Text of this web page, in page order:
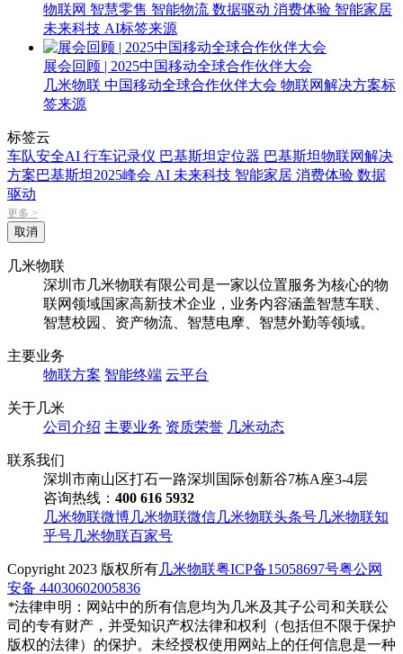
物联网 智慧零售 智能物流 数据驱动 消费体验 智能家居
未来科技 AI标签来源
展会回顾 | 2025中国移动全球合作伙伴大会
几米物联 中国移动全球合作伙伴大会 物联网解决方案标
签来源
标签云
车队安全AI 行车记录仪 巴基斯坦定位器 巴基斯坦物联网解决
方案巴基斯坦2025峰会 AI 未来科技 智能家居 消费体验 数据
驱动
更多 >
取消
几米物联
深圳市几米物联有限公司是一家以位置服务为核心的物
联网领域国家高新技术企业，业务内容涵盖智慧车联、
智慧校园、资产物流、智慧电摩、智慧外勤等领域。
主要业务
物联方案 智能终端 云平台
关于几米
公司介绍 主要业务 资质荣誉 几米动态
联系我们
深圳市南山区打石一路深圳国际创新谷7栋A座3-4层
咨询热线： 400 616 5932
几米物联微博几米物联微信几米物联头条号几米物联知
乎号几米物联百家号
Copyright 2023 版权所有几米物联粤ICP备15058697号粤公网
安备 44030602005836
*法律申明：网站中的所有信息均为几米及其子公司和关联公
司的专有财产，并受知识产权法律和权利（包括但不限于保护
版权的法律）的保护。未经授权使用网站上的任何信息是一种